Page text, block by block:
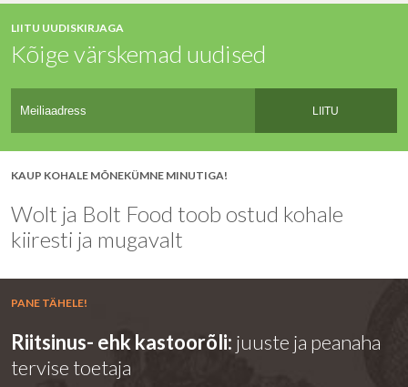
LIITU UUDISKIRJAGA
Kõige värskemad uudised
LIITU
KAUP KOHALE MÕNEKÜMNE MINUTIGA!
Wolt ja Bolt Food toob ostud kohale
kiiresti ja mugavalt
PANE TÄHELE!
Riitsinus- ehk kastoorõli: juuste ja peanaha
tervise toetaja